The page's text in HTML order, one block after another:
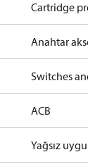
Cartridge
Anahtar
Switches
ACB
Yağsız